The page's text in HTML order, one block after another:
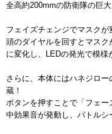
全高約200mmの防衛隊の巨大
フェイズチェンジでマスクが
頭のダイヤルを回すとマス
に変化し、LEDの発光で模様
さらに、本体にはハネジロ
蔵！
ボタンを押すことで「フェー
中効果音が発動し、バトルシ